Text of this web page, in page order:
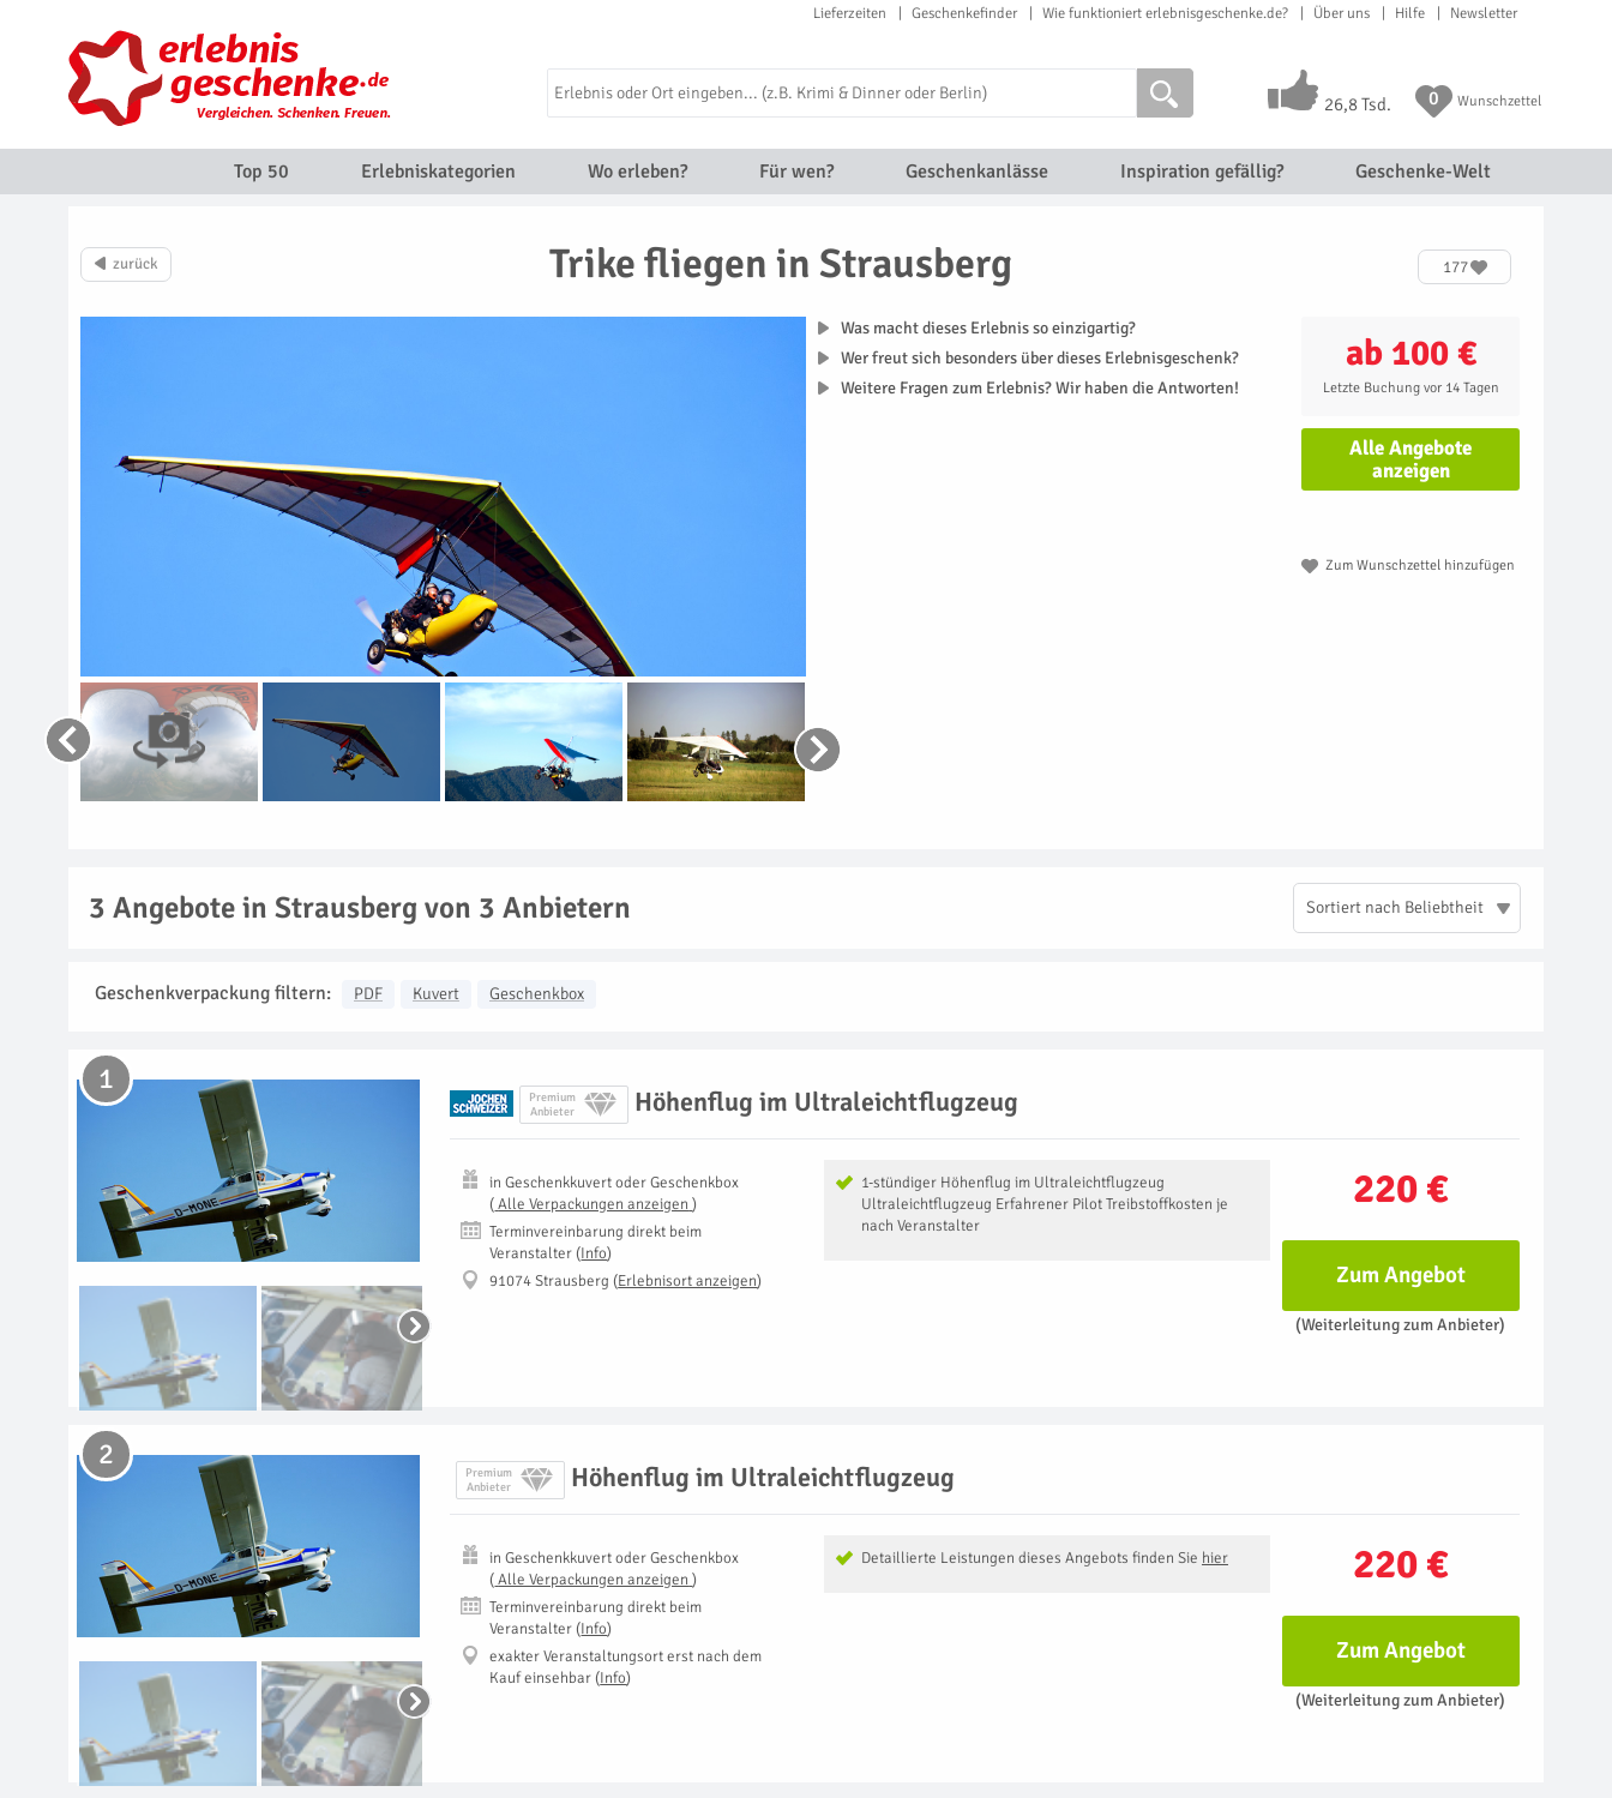
Lieferzeiten Geschenkefinder Wie funktioniert erlebnisgeschenke.de? Über uns Hilfe Newsletter
26,8 Tsd. 0 Wunschzettel
Top 50 Erlebniskategorien Wo erleben? Für wen? Geschenkanlässe Inspiration gefällig? Geschenke-Welt
Trike fliegen in Strausberg 177
ab 100 €
Letzte Buchung vor 14 Tagen
Alle Angebote
anzeigen
Zum Wunschzettel hinzufügen
Was macht dieses Erlebnis so einzigartig?
Wer freut sich besonders über dieses Erlebnisgeschenk?
Weitere Fragen zum Erlebnis? Wir haben die Antworten!
3 Angebote in Strausberg von 3 Anbietern Sortiert nach Beliebtheit
Geschenkverpackung filtern: PDF Kuvert Geschenkbox
Premium
Anbieter
Höhenflug im Ultraleichtflugzeug
1
220 €
1-stündiger Höhenflug im Ultraleichtflugzeug
Ultraleichtflugzeug Erfahrener Pilot Treibstoffkosten je
nach Veranstalter
inGeschenkkuvert oder Geschenkbox
( Alle Verpackungen anzeigen )
Terminvereinbarung direkt beim
Veranstalter (Info)
91074 Strausberg (Erlebnisort anzeigen) Zum Angebot
(Weiterleitung zum Anbieter)
Premium
Anbieter
Höhenflug im Ultraleichtflugzeug
2
220 €
Detaillierte Leistungen dieses Angebots finden Sie hier
inGeschenkkuvert oder Geschenkbox
( Alle Verpackungen anzeigen )
Terminvereinbarung direkt beim
Veranstalter (Info)
exakter Veranstaltungsort erst nach dem
Kauf einsehbar (Info)
Zum Angebot
(Weiterleitung zum Anbieter)